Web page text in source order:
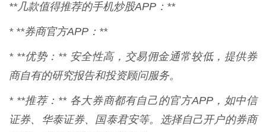
**几款值得推荐的手机炒股APP：**
* **券商官方APP：**
* **优势：** 安全性高，交易佣金通常较低，提供券
商自有的研究报告和投资顾问服务。
* **推荐：** 各大券商都有自己的官方APP，如中信
证券、华泰证券、国泰君安等。选择自己开户的券商